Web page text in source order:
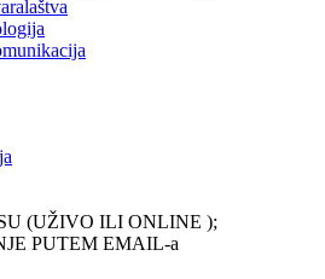
(UŽIVO ILI ONLINE );
PUTEM EMAIL-a